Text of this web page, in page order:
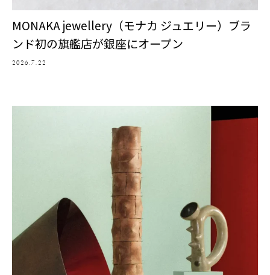
MONAKA jewellery（モナカ ジュエリー）ブラ
ンド初の旗艦店が銀座にオープン
2026.7.22